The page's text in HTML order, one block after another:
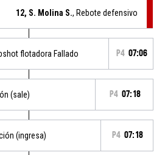
12, S. Molina S., Rebote defensivo
flotadora Fallado P4 07:06
(sale) P4 07:18
(ingresa) P4 07:18